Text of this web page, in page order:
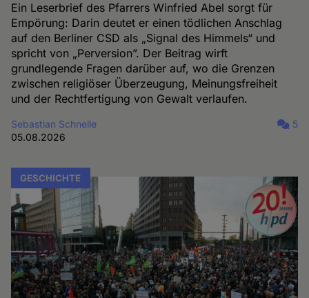
Ein Leserbrief des Pfarrers Winfried Abel sorgt für
Empörung: Darin deutet er einen tödlichen Anschlag
auf den Berliner CSD als „Signal des Himmels“ und
spricht von „Perversion”. Der Beitrag wirft
grundlegende Fragen darüber auf, wo die Grenzen
zwischen religiöser Überzeugung, Meinungsfreiheit
und der Rechtfertigung von Gewalt verlaufen.
Sebastian Schnelle
05.08.2026
5
GESCHICHTE